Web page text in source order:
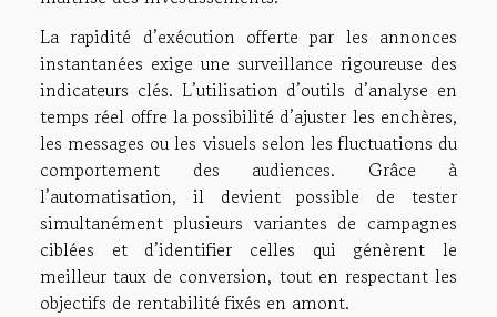
La rapidité d’exécution offerte par les annonces
instantanées exige une surveillance rigoureuse des
indicateurs clés. L’utilisation d’outils d’analyse en
temps réel offre la possibilité d’ajuster les enchères,
les messages ou les visuels selon les fluctuations du
comportement des audiences. Grâce à
l’automatisation, il devient possible de tester
simultanément plusieurs variantes de campagnes
ciblées et d’identifier celles qui génèrent le
meilleur taux de conversion, tout en respectant les
objectifs de rentabilité fixés en amont.